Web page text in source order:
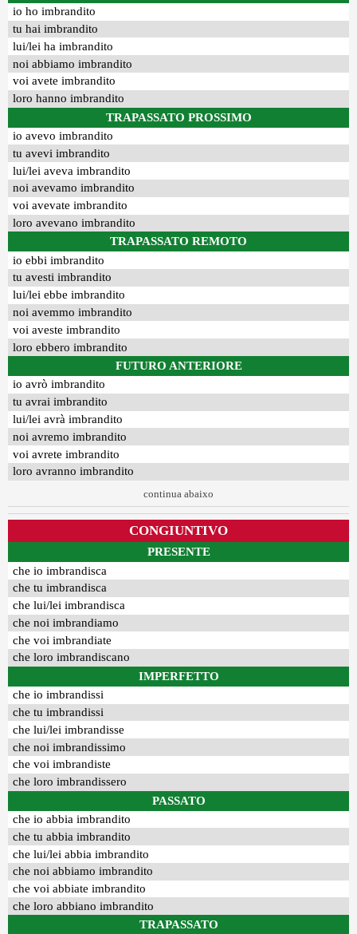
io ho imbrandito
tu hai imbrandito
lui/lei ha imbrandito
noi abbiamo imbrandito
voi avete imbrandito
loro hanno imbrandito
TRAPASSATO PROSSIMO
io avevo imbrandito
tu avevi imbrandito
lui/lei aveva imbrandito
noi avevamo imbrandito
voi avevate imbrandito
loro avevano imbrandito
TRAPASSATO REMOTO
io ebbi imbrandito
tu avesti imbrandito
lui/lei ebbe imbrandito
noi avemmo imbrandito
voi aveste imbrandito
loro ebbero imbrandito
FUTURO ANTERIORE
io avrò imbrandito
tu avrai imbrandito
lui/lei avrà imbrandito
noi avremo imbrandito
voi avrete imbrandito
loro avranno imbrandito
continua abaixo
CONGIUNTIVO
PRESENTE
che io imbrandisca
che tu imbrandisca
che lui/lei imbrandisca
che noi imbrandiamo
che voi imbrandiate
che loro imbrandiscano
IMPERFETTO
che io imbrandissi
che tu imbrandissi
che lui/lei imbrandisse
che noi imbrandissimo
che voi imbrandiste
che loro imbrandissero
PASSATO
che io abbia imbrandito
che tu abbia imbrandito
che lui/lei abbia imbrandito
che noi abbiamo imbrandito
che voi abbiate imbrandito
che loro abbiano imbrandito
TRAPASSATO